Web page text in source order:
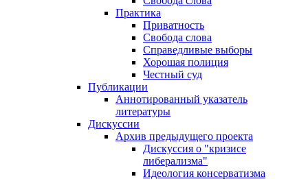
Практика
Приватность
Свобода слова
Справедливые выборы
Хорошая полиция
Честный суд
Публикации
Аннотированный указатель
литературы
Дискуссии
Архив предыдущего проекта
Дискуссия о "кризисе
либерализма"
Идеология консерватизма